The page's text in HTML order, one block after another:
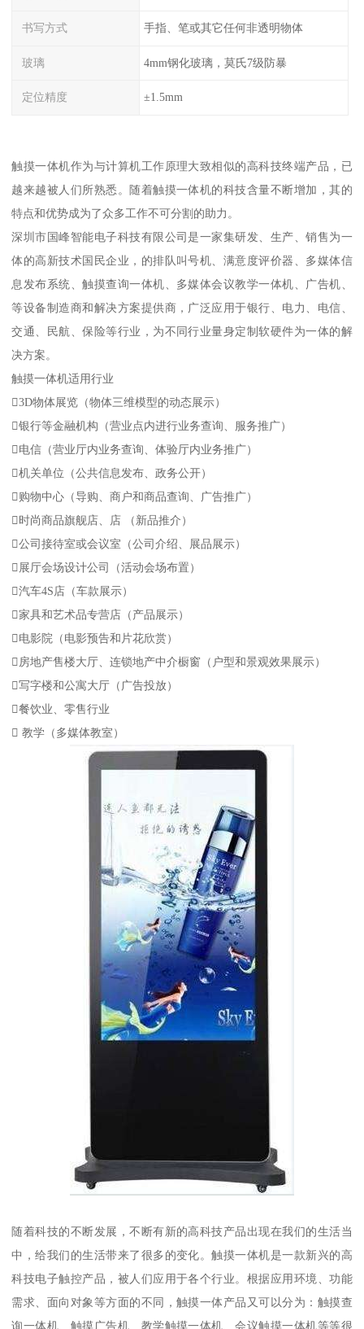
书写方式 手指、笔或其它任何非透明物体
玻璃 4mm钢化玻璃，莫氏7级防暴
定位精度 ±1.5mm
触摸一体机作为与计算机工作原理大致相似的高科技终端产品，已
越来越被人们所熟悉。随着触摸一体机的科技含量不断增加，其的
特点和优势成为了众多工作不可分割的助力。
深圳市国峰智能电子科技有限公司是一家集研发、生产、销售为一
体的高新技术国民企业，的排队叫号机、满意度评价器、多媒体信
息发布系统、触摸查询一体机、多媒体会议教学一体机、广告机、
等设备制造商和解决方案提供商，广泛应用于银行、电力、电信、
交通、民航、保险等行业，为不同行业量身定制软硬件为一体的解
决方案。
触摸一体机适用行业
3D物体展览（物体三维模型的动态展示）
银行等金融机构（营业点内进行业务查询、服务推广）
电信（营业厅内业务查询、体验厅内业务推广）
机关单位（公共信息发布、政务公开）
购物中心（导购、商户和商品查询、广告推广）
时尚商品旗舰店、店 （新品推介）
公司接待室或会议室（公司介绍、展品展示）
展厅会场设计公司（活动会场布置）
汽车4S店（车款展示）
家具和艺术品专营店（产品展示）
电影院（电影预告和片花欣赏）
房地产售楼大厅、连锁地产中介橱窗（户型和景观效果展示）
写字楼和公寓大厅（广告投放）
餐饮业、零售行业
 教学（多媒体教室）
随着科技的不断发展，不断有新的高科技产品出现在我们的生活当
中，给我们的生活带来了很多的变化。触摸一体机是一款新兴的高
科技电子触控产品，被人们应用于各个行业。根据应用环境、功能
需求、面向对象等方面的不同，触摸一体产品又可以分为：触摸查
询一体机、触摸广告机、教学触摸一体机、会议触摸一体机等等很